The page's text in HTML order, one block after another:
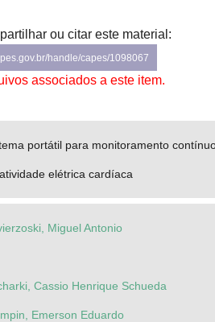
ou citar este material:
handle/capes/1098067
associados a este item.
portátil para monitoramento
elétrica cardíaca
Miguel Antonio
Cassio Henrique Schueda
Emerson Eduardo